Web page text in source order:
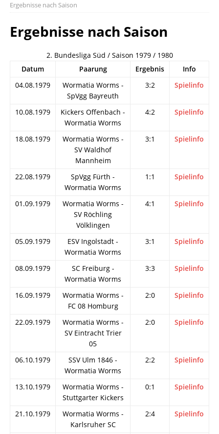
Ergebnisse nach Saison
Ergebnisse nach Saison
2. Bundesliga Süd / Saison 1979 / 1980
Datum
Paarung Ergebnis
Info
04.08.1979
Wormatia Worms -
SpVgg Bayreuth
3:2 Spielinfo
10.08.1979
Kickers Offenbach -
Wormatia Worms
4:2 Spielinfo
18.08.1979
Wormatia Worms -
SV Waldhof
Mannheim
3:1 Spielinfo
22.08.1979
SpVgg Fürth -
Wormatia Worms
1:1 Spielinfo
01.09.1979
Wormatia Worms -
SV Röchling
Völklingen
4:1 Spielinfo
05.09.1979
ESV Ingolstadt -
Wormatia Worms
3:1 Spielinfo
08.09.1979
SC Freiburg -
Wormatia Worms
3:3 Spielinfo
16.09.1979
Wormatia Worms -
FC 08 Homburg
2:0 Spielinfo
22.09.1979
Wormatia Worms -
SV Eintracht Trier
05
2:0 Spielinfo
06.10.1979
SSV Ulm 1846 -
Wormatia Worms
2:2 Spielinfo
13.10.1979
Wormatia Worms -
Stuttgarter Kickers
0:1 Spielinfo
21.10.1979
Wormatia Worms -
Karlsruher SC
2:4 Spielinfo